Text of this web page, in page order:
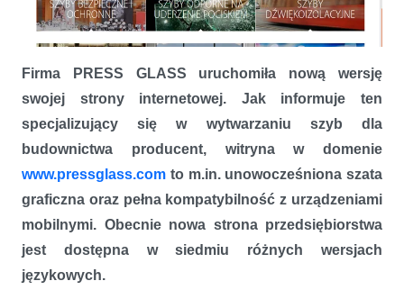
PRESS GLASS z nową stroną internetową
Firma PRESS GLASS uruchomiła nową wersję
swojej strony internetowej. Jak informuje ten
specjalizujący się w wytwarzaniu szyb dla
budownictwa producent, witryna w domenie
www.pressglass.com to m.in. unowocześniona szata
graficzna oraz pełna kompatybilność z urządzeniami
mobilnymi. Obecnie nowa strona przedsiębiorstwa
jest dostępna w siedmiu różnych wersjach
językowych.